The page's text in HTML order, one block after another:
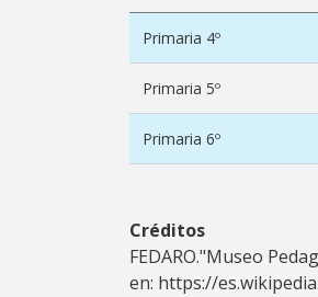
Primaria 4º
Primaria 5º
Primaria 6º
Créditos
FEDARO."Museo
en: https://